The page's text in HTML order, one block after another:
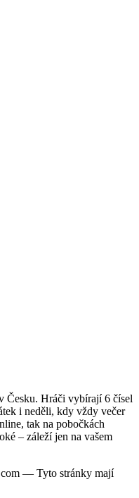
Česku. Hráči vybírají 6 čísel
i neděli, kdy vždy večer
tak na pobočkách
– záleží jen na vašem
— Tyto stránky mají